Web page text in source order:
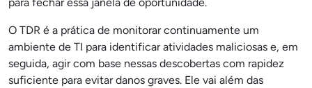
O TDR é a prática de monitorar continuamente um
ambiente de TI para identificar atividades maliciosas e, em
seguida, agir com base nessas descobertas com rapidez
suficiente para evitar danos graves. Ele vai além das